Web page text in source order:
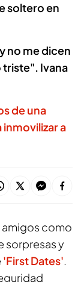
soltero en
no me dicen
Ivana
de una
a
amigos como
sorpresas y
'First Dates'.